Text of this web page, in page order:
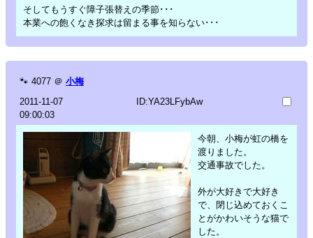
そしてもうすぐ障子張替えの季節･･･
本業への飽くなき探求は留まる事を知らない･･･
🐾 4077 ＠ 小梅
2011-11-07
09:00:03
ID:YA23LFybAw
今朝、小梅が虹の橋を
渡りました。
交通事故でした。
外が大好きで大好き
で、閉じ込めておくこ
とがかわいそうな猫で
した。